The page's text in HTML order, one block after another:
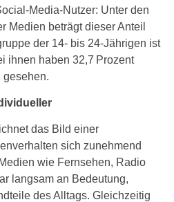
Media-Nutzer: Unter den
Medien beträgt dieser Anteil
der 14- bis 24-Jährigen ist
ihnen haben 32,7 Prozent
gesehen.
das Bild einer
sich zunehmend
wie Fernsehen, Radio
langsam an Bedeutung,
des Alltags. Gleichzeitig